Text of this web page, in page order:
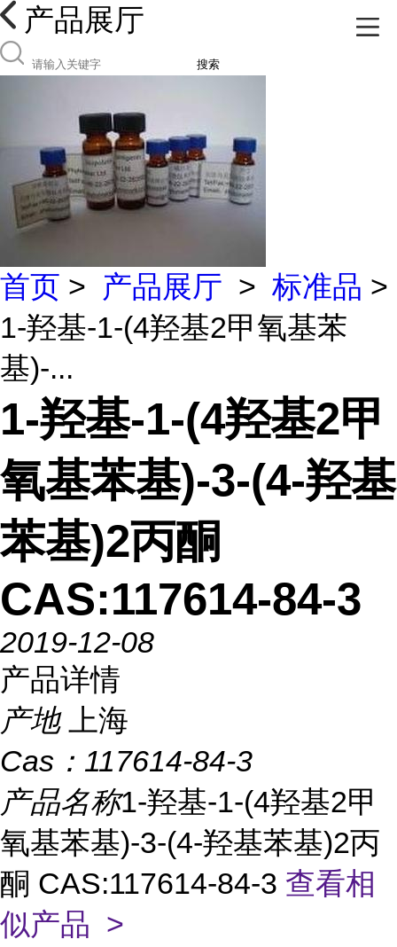
产品展厅
搜索
首页 > 产品展厅 > 标准品 >
1-羟基-1-(4羟基2甲氧基苯
基)-...
1-羟基-1-(4羟基2甲
氧基苯基)-3-(4-羟基
苯基)2丙酮
CAS:117614-84-3
2019-12-08
产品详情
产地
上海
Cas： 117614-84-3
产品名称1-羟基-1-(4羟基2甲
氧基苯基)-3-(4-羟基苯基)2丙
酮 CAS:117614-84-3 查看相
似产品 >